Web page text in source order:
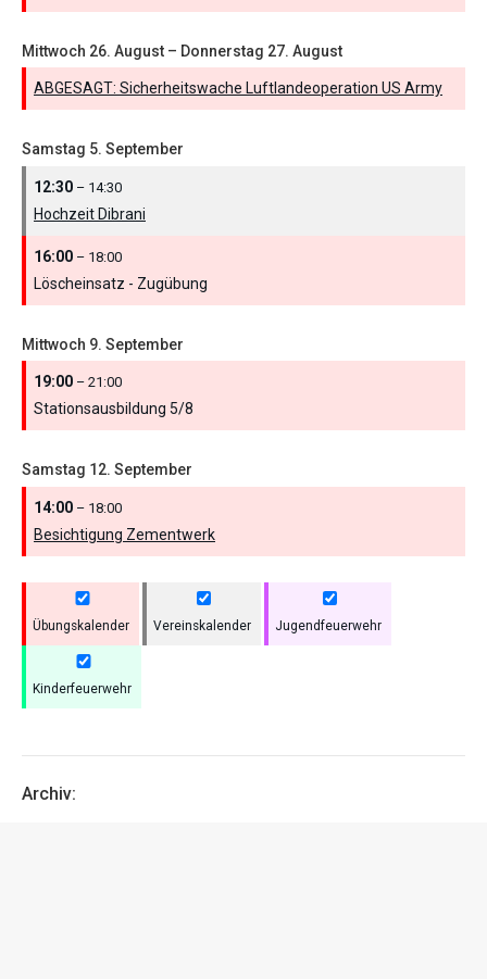
Mittwoch 26. August – Donnerstag 27. August
ABGESAGT: Sicherheitswache Luftlandeoperation US Army
Samstag 5. September
12:30 – 14:30
Hochzeit Dibrani
16:00 – 18:00
Löscheinsatz - Zugübung
Mittwoch 9. September
19:00 – 21:00
Stationsausbildung 5/8
Samstag 12. September
14:00 – 18:00
Besichtigung Zementwerk
Übungskalender Vereinskalender Jugendfeuerwehr
Kinderfeuerwehr
Archiv: